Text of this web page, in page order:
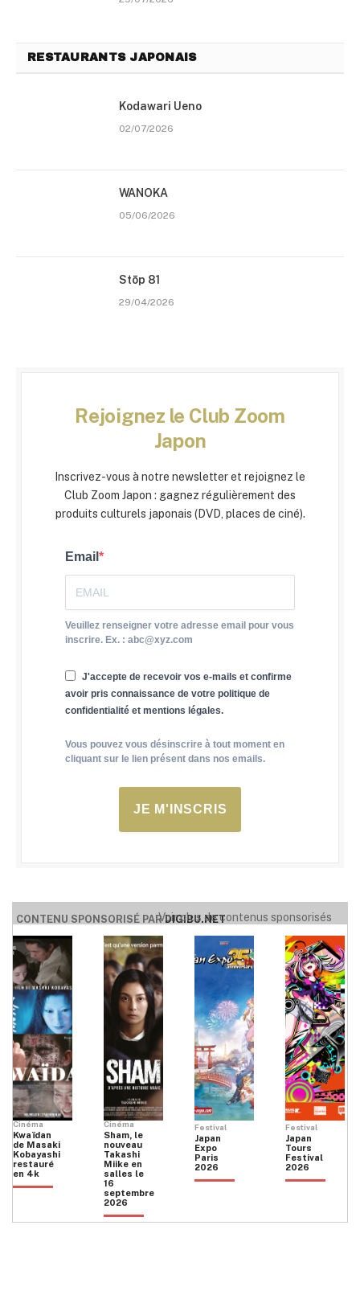
RESTAURANTS JAPONAIS
Kodawari Ueno
02/07/2026
WANOKA
05/06/2026
Stōp 81
29/04/2026
Rejoignez le Club Zoom
Japon
Inscrivez-vous à notre newsletter et rejoignez le
Club Zoom Japon : gagnez régulièrement des
produits culturels japonais (DVD, places de ciné).
Email
Veuillez renseigner votre adresse email pour vous
inscrire. Ex. : abc@xyz.com
J'accepte de recevoir vos e-mails et confirme
avoir pris connaissance de votre politique de
confidentialité et mentions légales.
Vous pouvez vous désinscrire à tout moment en
cliquant sur le lien présent dans nos emails.
JE M'INSCRIS
CONTENU SPONSORISÉ PARDIGIBU.NET
Voir plus de contenus sponsorisés
Cinéma
Kwaïdan
de Masaki
Kobayashi
restauré
en 4k
Cinéma
Sham, le
nouveau
Takashi
Miike en
salles le
16
septembre
2026
Festival
Japan
Expo
Paris
2026
Festival
Japan
Tours
Festival
2026